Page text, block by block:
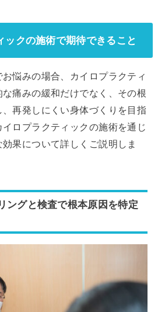
ックの施術で期待できること
悩みの場合、カイロプラクティ
痛みの緩和だけでなく、その根
再発しにくい身体づくりを目指
ロプラクティックの施術を通じ
果について詳しくご説明しま
ングと検査で根本原因を特定